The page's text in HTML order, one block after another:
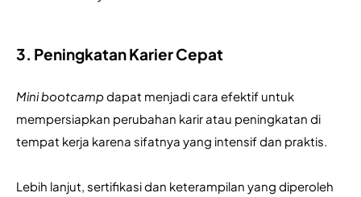
3. Peningkatan Karier Cepat
Mini bootcamp dapat menjadi cara efektif untuk
mempersiapkan perubahan karir atau peningkatan di
tempat kerja karena sifatnya yang intensif dan praktis.
Lebih lanjut, sertifikasi dan keterampilan yang diperoleh